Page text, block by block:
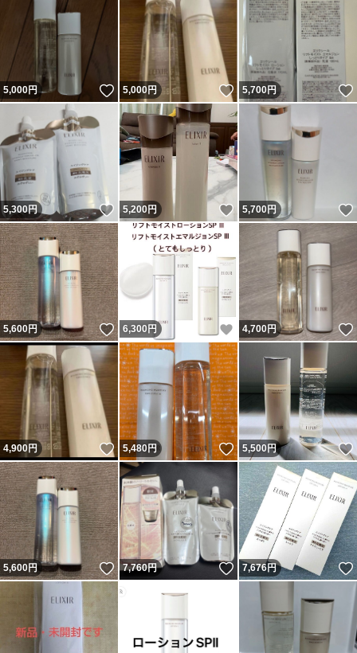
5,000円 いいね！
5,000円 いいね！
5,700円
5,300円 いいね！
5,200円 いいね！
5,700円
5,600円 いいね！
6,300 円 いいね！
4,700円
4,900円 いいね！
5,480円 いいね！
5,500円
5,600円 いいね！
7,760円 いいね！
7,676円